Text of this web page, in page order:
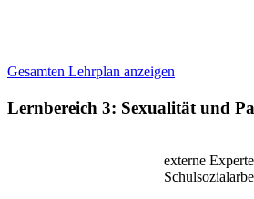
Gesamten Lehrplan anzeigen
Lernbereich 3: Sexualität und
externe